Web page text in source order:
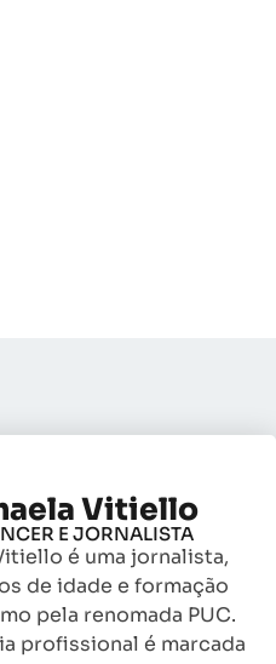
Vitiello
E JORNALISTA
é uma jornalista,
de idade e formação
pela renomada PUC.
profissional é marcada